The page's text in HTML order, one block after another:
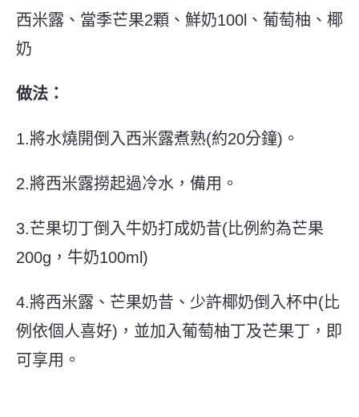
西米露、當季芒果2顆、鮮奶100l、葡萄柚、椰
奶
做法：
1.將水燒開倒入西米露煮熟(約20分鐘)。
2.將西米露撈起過冷水，備用。
3.芒果切丁倒入牛奶打成奶昔(比例約為芒果
200g，牛奶100ml)
4.將西米露、芒果奶昔、少許椰奶倒入杯中(比
例依個人喜好)，並加入葡萄柚丁及芒果丁，即
可享用。